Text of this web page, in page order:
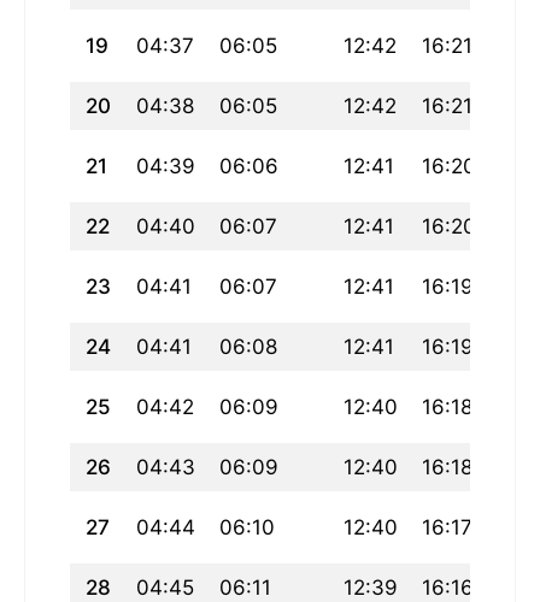
19 04:37 06:05 12:42 16:21
20 04:38 06:05 12:42 16:21
21 04:39 06:06 12:41 16:20
22 04:40 06:07 12:41 16:20
23 04:41 06:07 12:41 16:19
24 04:41 06:08 12:41 16:19
25 04:42 06:09 12:40 16:18
26 04:43 06:09 12:40 16:18
27 04:44 06:10 12:40 16:17
28 04:45 06:11 12:39 16:16